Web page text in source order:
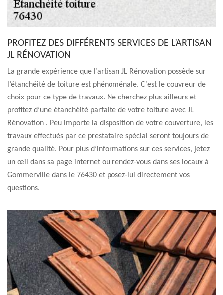
PROFITEZ DES DIFFÉRENTS SERVICES DE L’ARTISAN
JL RÉNOVATION
La grande expérience que l’artisan JL Rénovation possède sur
l’étanchéité de toiture est phénoménale. C’est le couvreur de
choix pour ce type de travaux. Ne cherchez plus ailleurs et
profitez d’une étanchéité parfaite de votre toiture avec JL
Rénovation . Peu importe la disposition de votre couverture, les
travaux effectués par ce prestataire spécial seront toujours de
grande qualité. Pour plus d’informations sur ces services, jetez
un œil dans sa page internet ou rendez-vous dans ses locaux à
Gommerville dans le 76430 et posez-lui directement vos
questions.